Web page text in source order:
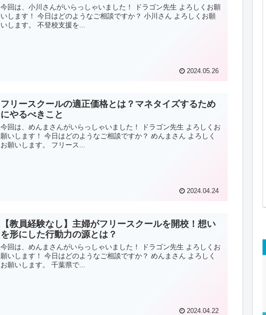
今回は、小川さんがいらっしゃいました！ ドラゴン先生 よろしくお願
いします！ 今日はどのようなご相談ですか？ 小川さん よろしくお願
いします。 不登校支援を...
2024.05.26
フリースクールの適正価格とは？マネタイズするため
にやるべきこと
今回は、めんまさんがいらっしゃいました！ ドラゴン先生 よろしくお
願いします！ 今日はどのようなご相談ですか？ めんまさん よろしく
お願いします。 フリース...
2024.04.24
【教員経験なし】主婦がフリースクールを開校！想い
を形にした行動力の源とは？
今回は、めんまさんがいらっしゃいました！ ドラゴン先生 よろしくお
願いします！ 今日はどのようなご相談ですか？ めんまさん よろしく
お願いします。 千葉県で...
2024.04.22